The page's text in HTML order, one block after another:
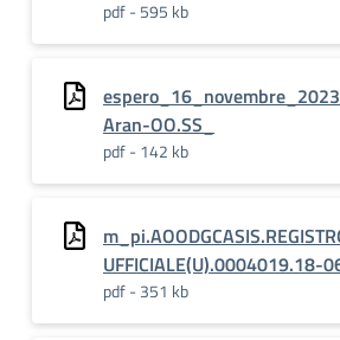
pdf - 595 kb
Aran-OO.SS_
pdf - 142 kb
UFFICIALE(U).0004019.18-
pdf - 351 kb